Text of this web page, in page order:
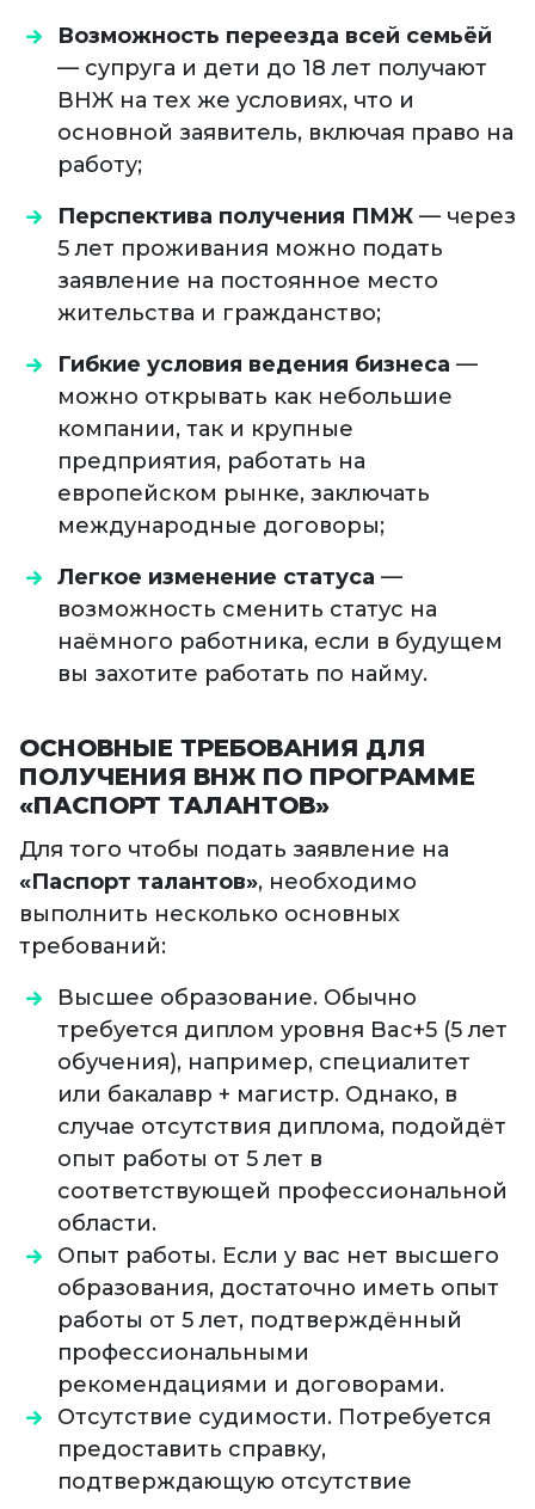
Возможность переезда всей семьёй
— супруга и дети до 18 лет получают
ВНЖ на тех же условиях, что и
основной заявитель, включая право на
работу;
Перспектива получения ПМЖ — через
5 лет проживания можно подать
заявление на постоянное место
жительства и гражданство;
Гибкие условия ведения бизнеса —
можно открывать как небольшие
компании, так и крупные
предприятия, работать на
европейском рынке, заключать
международные договоры;
Легкое изменение статуса —
возможность сменить статус на
наёмного работника, если в будущем
вы захотите работать по найму.
ОСНОВНЫЕ ТРЕБОВАНИЯ ДЛЯ
ПОЛУЧЕНИЯ ВНЖ ПО ПРОГРАММЕ
«ПАСПОРТ ТАЛАНТОВ»
Для того чтобы подать заявление на
«Паспорт талантов», необходимо
выполнить несколько основных
требований:
Высшее образование. Обычно
требуется диплом уровня Bac+5 (5 лет
обучения), например, специалитет
или бакалавр + магистр. Однако, в
случае отсутствия диплома, подойдёт
опыт работы от 5 лет в
соответствующей профессиональной
области.
Опыт работы. Если у вас нет высшего
образования, достаточно иметь опыт
работы от 5 лет, подтверждённый
профессиональными
рекомендациями и договорами.
Отсутствие судимости. Потребуется
предоставить справку,
подтверждающую отсутствие